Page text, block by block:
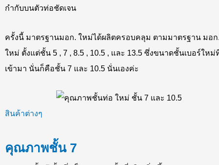
กำกับบนตัวท่อชัดเจน
ครั้งนี้ มาตรฐานมอก. ใหม่ได้ผลิตครอบคลุม ตามมาตรฐาน มอก
ใหม่ ตั้งแต่ชั้น 5 , 7 , 8.5 , 10.5 , และ 13.5 ซึ่งขนาดชั้นเบอร์ใหม่
เข้ามา นั่นก็คือชั้น 7 และ 10.5 นั่นเองค่ะ
สินค้าต่างๆ
คุณภาพชั้น 7